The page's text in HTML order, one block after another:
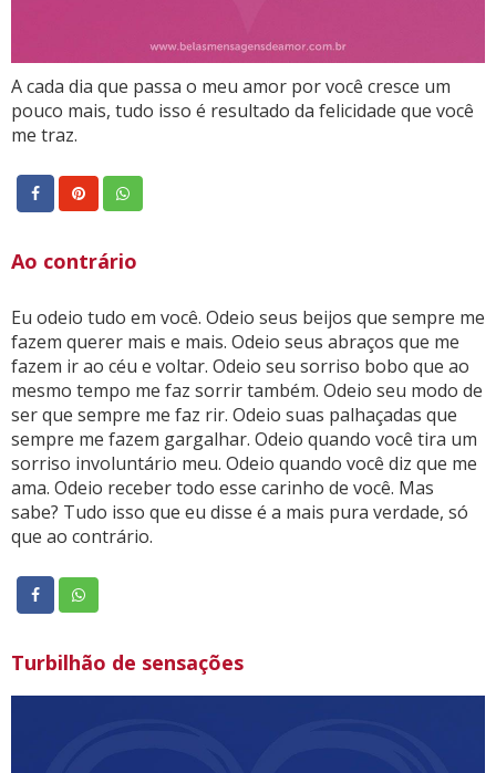
A cada dia que passa o meu amor por você cresce um
pouco mais, tudo isso é resultado da felicidade que você
me traz.
Ao contrário
Eu odeio tudo em você. Odeio seus beijos que sempre me
fazem querer mais e mais. Odeio seus abraços que me
fazem ir ao céu e voltar. Odeio seu sorriso bobo que ao
mesmo tempo me faz sorrir também. Odeio seu modo de
ser que sempre me faz rir. Odeio suas palhaçadas que
sempre me fazem gargalhar. Odeio quando você tira um
sorriso involuntário meu. Odeio quando você diz que me
ama. Odeio receber todo esse carinho de você. Mas
sabe? Tudo isso que eu disse é a mais pura verdade, só
que ao contrário.
Turbilhão de sensações